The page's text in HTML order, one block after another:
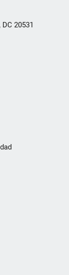
20531